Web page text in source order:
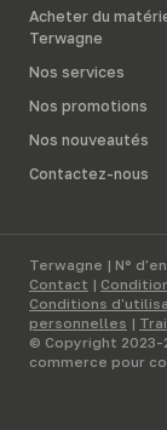
Acheter du
Terwagne
Nos services
Nos promotions
Nos nouveautés
Contactez-nous
Terwagne | N°
Contact |
Conditions
personnelles |
© Copyright 2023-
commerce pour